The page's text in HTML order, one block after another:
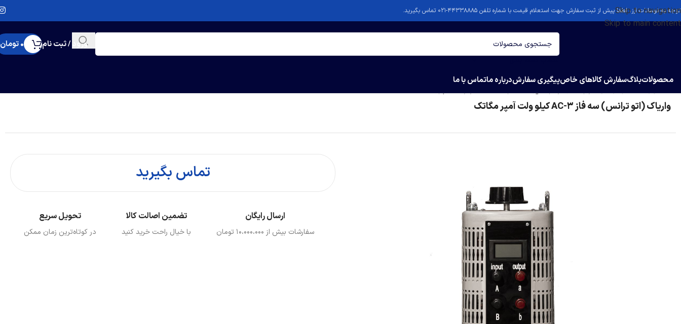
Skip to navigation
Skip to main content
به نوسانات ارز، لطفا پیش از ثبت سفارش جهت استعلام قیمت با شماره تلفن ۴۴۳۳۸۸۸۵-۰۲۱ تماس بگیرید.
ورود / ثبت نام 0تومان
محصولاتبلاگسفارش کالاهای خاصپیگیری سفارشدرباره ماتماس با ما
واریاک (اتو ترانس) سه فاز AC-3 کیلو ولت آمپر مگاتک
تماس بگیرید
ارسال رایگان
سفارشات بیش از ۱۰،000،000 تومان
تضمین اصالت کالا
با خیال راحت خرید کنید
تحویل سریع
در کوتاه‌ترین زمان ممکن